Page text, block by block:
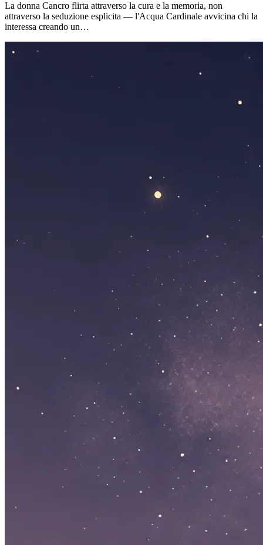
La donna Cancro flirta attraverso la cura e la memoria, non
attraverso la seduzione esplicita — l'Acqua Cardinale avvicina chi la
interessa creando un…